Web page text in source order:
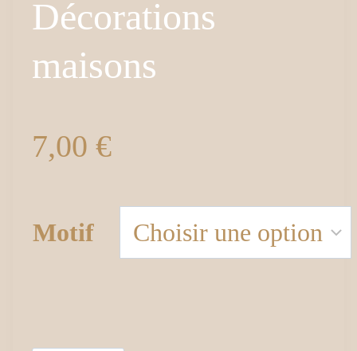
Décorations
maisons
7,00 €
Motif